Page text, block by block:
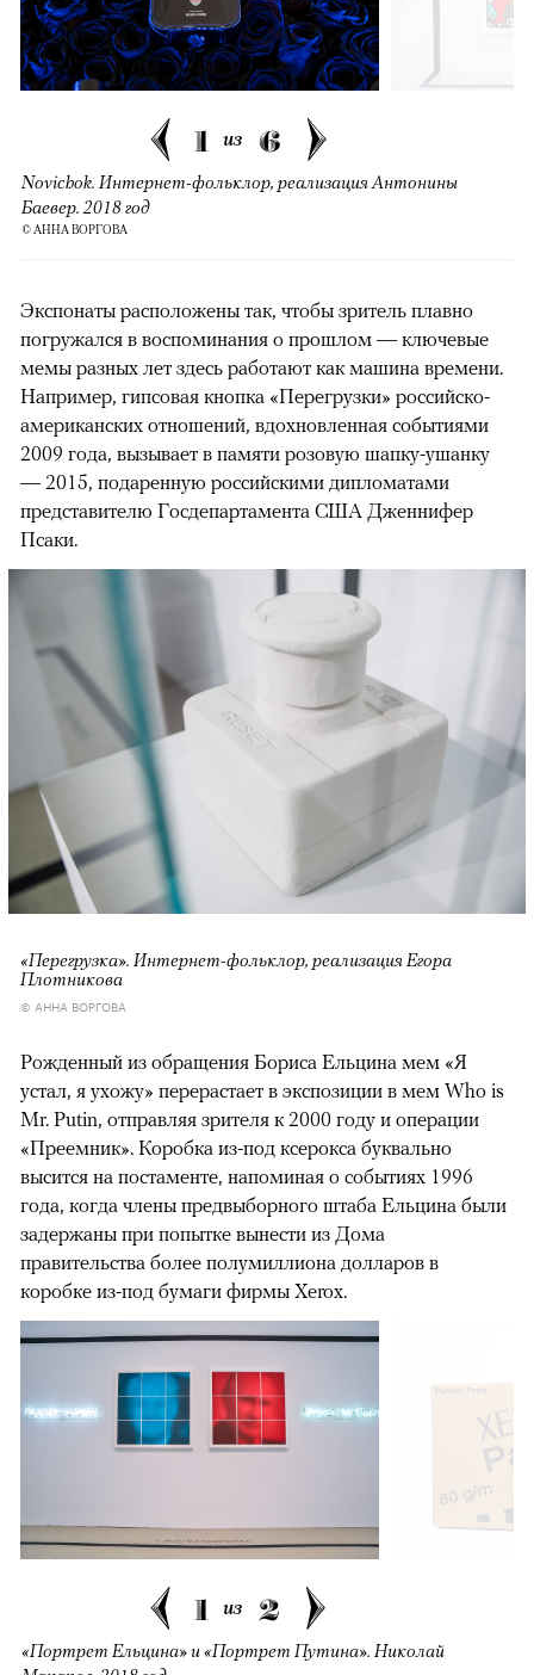
1 из 6
Novichok. Интернет-фольклор, реализация Антонины
Баевер. 2018 год
© АННА ВОРГОВА
Экспонаты расположены так, чтобы зритель плавно
погружался в воспоминания о прошлом — ключевые
мемы разных лет здесь работают как машина времени.
Например, гипсовая кнопка «Перегрузки» российско-
американских отношений, вдохновленная событиями
2009 года, вызывает в памяти розовую шапку-ушанку
— 2015, подаренную российскими дипломатами
представителю Госдепартамента США Дженнифер
Псаки.
«Перегрузка». Интернет-фольклор, реализация Егора
Плотникова
© АННА ВОРГОВА
Рожденный из обращения Бориса Ельцина мем «Я
устал, я ухожу» перерастает в экспозиции в мем Who is
Mr. Putin, отправляя зрителя к 2000 году и операции
«Преемник». Коробка из-под ксерокса буквально
высится на постаменте, напоминая о событиях 1996
года, когда члены предвыборного штаба Ельцина были
задержаны при попытке вынести из Дома
правительства более полумиллиона долларов в
коробке из-под бумаги фирмы Xerox.
1 из 2
«Портрет Ельцина» и «Портрет Путина». Николай